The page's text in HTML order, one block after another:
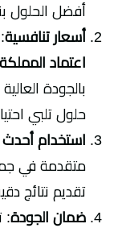
أفضل الحلول
أسعار تنافسية
اعتماد المملكة
بالجودة
حلول تلبي
استخدام أحدث
متقدمة في
تقديم نتائج
ضمان الجودة: